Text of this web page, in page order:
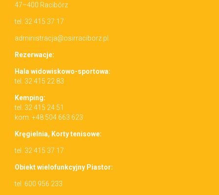
47–400 Racibórz
tel. 32 415 37 17
administracja@osirraciborz.pl
Rez­erwac­je:
Hala wid­owiskowo-sportowa:
tel. 32 415 22 83
Kemp­ing:
tel. 32 415 24 51
kom. +48 504 663 623
Kręgiel­nia, Korty tenisowe:
tel. 32 415 37 17
Obiekt wielo­funkcyjny Piastor:
tel. 600 956 233